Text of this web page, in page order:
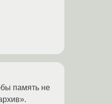
память не